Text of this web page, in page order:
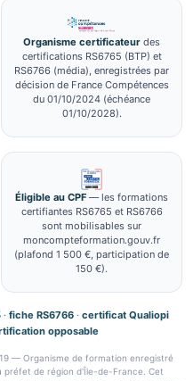
Organisme certificateur des
certifications RS6765 (BTP) et
RS6766 (média), enregistrées par
décision de France Compétences
du 01/10/2024 (échéance
01/10/2028).
Éligible au CPF — les formations
certifiantes RS6765 et RS6766
sont mobilisables sur
moncompteformation.gouv.fr
(plafond 1 500 €, participation de
150 €).
· fiche RS6766 · certificat Qualiopi
opposable
— Organisme de formation enregistré
préfet de région d'Île-de-France. Cet